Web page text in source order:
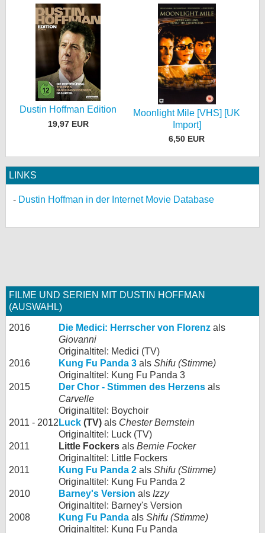
Dustin Hoffman Edition
19,97 EUR
Moonlight Mile [VHS] [UK
Import]
6,50 EUR
LINKS
Dustin Hoffman in der Internet Movie Database
FILME UND SERIEN MIT DUSTIN HOFFMAN
(AUSWAHL)
2016 Die Medici: Herrscher von Florenz als
Giovanni
Originaltitel: Medici (TV)
2016
Kung Fu Panda 3 als Shifu (Stimme)
Originaltitel: Kung Fu Panda 3
2015
Der Chor - Stimmen des Herzens als
Carvelle
Originaltitel: Boychoir
2011 - 2012 Luck (TV) als Chester Bernstein
Originaltitel: Luck (TV)
2011
Little Fockers als Bernie Focker
Originaltitel: Little Fockers
2011
Kung Fu Panda 2 als Shifu (Stimme)
Originaltitel: Kung Fu Panda 2
2010
Barney's Version als Izzy
Originaltitel: Barney's Version
2008
Kung Fu Panda als Shifu (Stimme)
Originaltitel: Kung Fu Panda